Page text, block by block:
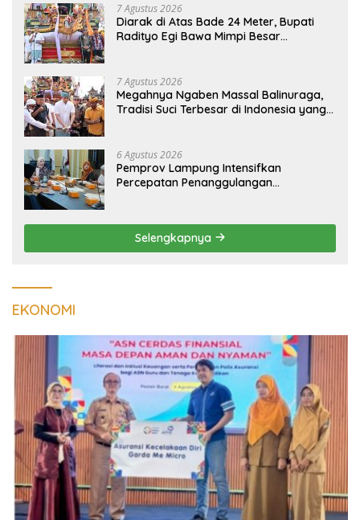
7 Agustus 2026
Diarak di Atas Bade 24 Meter, Bupati
Radityo Egi Bawa Mimpi Besar
7 Agustus 2026
Megahnya Ngaben Massal Balinuraga,
Tradisi Suci Terbesar di Indonesia yang
6 Agustus 2026
Pemprov Lampung Intensifkan
Percepatan Penanggulangan
Selengkapnya
EKONOMI